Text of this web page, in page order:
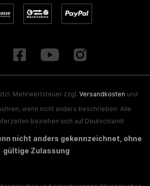
Mehrwertsteuer zzgl. Versandkosten und
wenn nicht anders beschrieben. Alle
beziehen sich auf Deutschland!
nicht anders gekennzeichnet, ohne
gültige Zulassung